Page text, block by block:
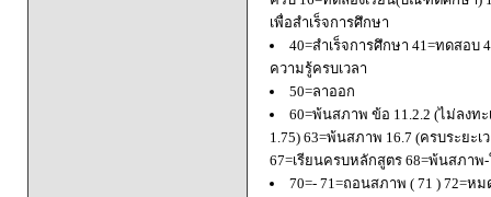
เพื่อสำเร็จการศึกษา
40=สำเร็จการศึกษา 41=ทดสอบ
ความรู้ครบเวลา
50=ลาออก
60=พ้นสภาพ ข้อ 11.2.2 (ไม่ลงท
1.75) 63=พ้นสภาพ 16.7 (ครบระยะ
67=เรียนครบหลักสูตร 68=พ้นสภา
70=- 71=ถอนสภาพ ( 71 ) 72=